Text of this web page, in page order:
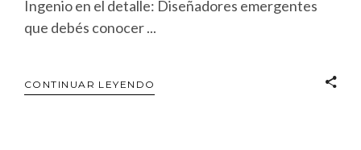
Ingenio en el detalle: Diseñadores emergentes
que debés conocer
CONTINUAR LEYENDO